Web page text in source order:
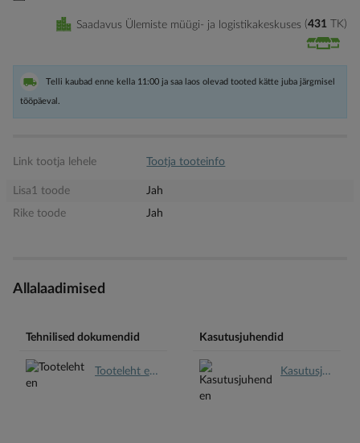
Saadavus Ülemiste müügi- ja logistikakeskuses 431 TK
Telli kaubad enne kella 11:00 ja saa laos olevad tooted kätte juba järgmisel
tööpäeval.
Link tootja lehele Tootja tooteinfo
Lisa1 toode
Jah
Rike toode
Jah
Allalaadimised
Tehnilised dokumendid
Tooteleht en.pdf
Kasutusjuhendid
Kasutusjuhend en.pdf